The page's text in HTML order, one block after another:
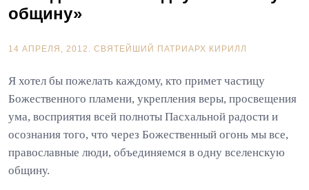
общину»
14 АПРЕЛЯ, 2012. СВЯТЕЙШИЙ ПАТРИАРХ КИРИЛЛ
Я хотел бы пожелать каждому, кто примет частицу
Божественного пламени, укрепления веры, просвещения
ума, восприятия всей полноты Пасхальной радости и
осознания того, что через Божественный огонь мы все,
православные люди, объединяемся в одну вселенскую
общину.